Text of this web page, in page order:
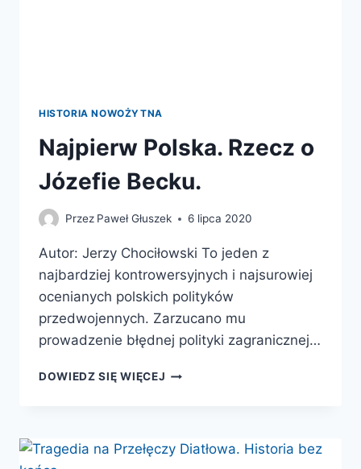
HISTORIA NOWOŻYTNA
Najpierw Polska. Rzecz o
Józefie Becku.
Przez Paweł Głuszek 6 lipca 2020
Autor: Jerzy Chociłowski To jeden z
najbardziej kontrowersyjnych i najsurowiej
ocenianych polskich polityków
przedwojennych. Zarzucano mu
prowadzenie błędnej polityki zagranicznej…
DOWIEDZ SIĘ WIĘCEJ NAJPIERW
JÓZEFIE
BECKU.